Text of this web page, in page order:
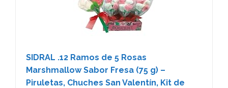
SIDRAL .12 Ramos de 5 Rosas
Marshmallow Sabor Fresa (75 g) –
Piruletas, Chuches San Valentín, Kit de